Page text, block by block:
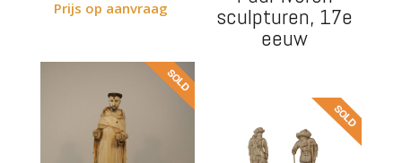
Prijs op aanvraag sculpturen, 17e
eeuw